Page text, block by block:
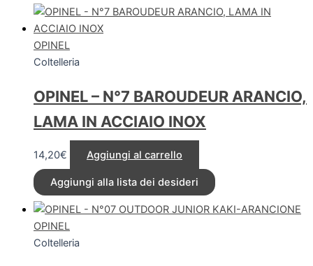
OPINEL
Coltelleria
OPINEL – N°7 BAROUDEUR ARANCIO,
LAMA IN ACCIAIO INOX
14,20€ Aggiungi al carrello
Aggiungi alla lista dei desideri
OPINEL
Coltelleria